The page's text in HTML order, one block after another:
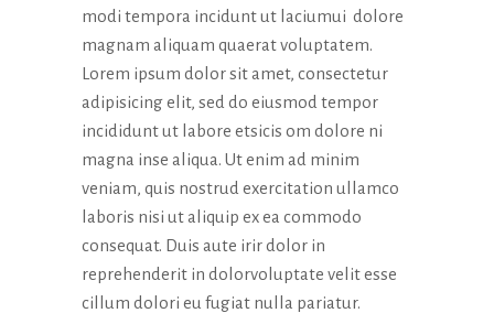
modi tempora incidunt ut laciumui dolore
magnam aliquam quaerat voluptatem.
Lorem ipsum dolor sit amet, consectetur
adipisicing elit, sed do eiusmod tempor
incididunt ut labore etsicis om dolore ni
magna inse aliqua. Ut enim ad minim
veniam, quis nostrud exercitation ullamco
laboris nisi ut aliquip ex ea commodo
consequat. Duis aute irir dolor in
reprehenderit in dolorvoluptate velit esse
cillum dolori eu fugiat nulla pariatur.